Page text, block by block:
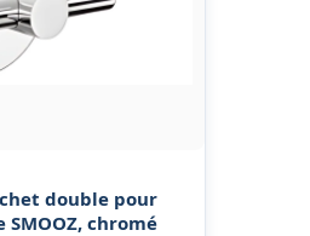
double pour
chromé